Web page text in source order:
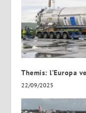
Themis: l’Europa
22/09/2025